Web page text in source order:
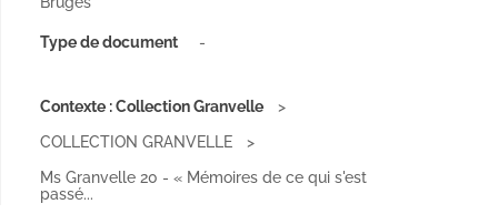
Type de document -
Contexte : Collection Granvelle
COLLECTION GRANVELLE
Ms Granvelle 20 - « Mémoires de ce qui s'est
passé...